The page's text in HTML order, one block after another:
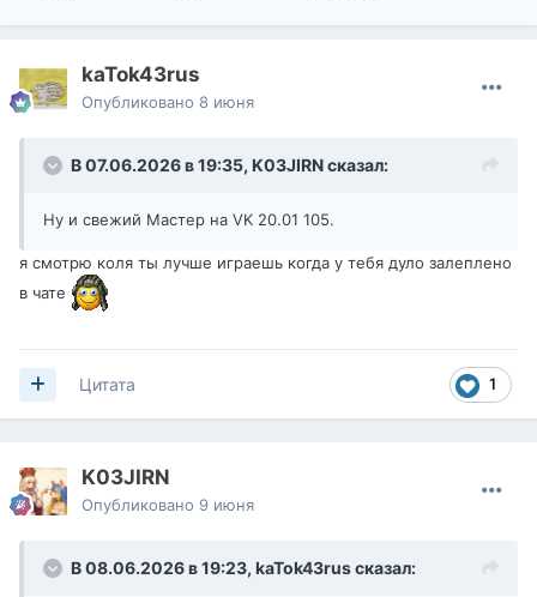
kaTok43rus
Опубликовано 8 июня
В 07.06.2026 в 19:35, K03JIRNсказал:
Ну и свежий Мастер на VK 20.01 105.
я смотрю коля ты лучше играешь когда у тебя дуло залеплено
в чате
1
Цитата
K03JIRN
Опубликовано 9 июня
В 08.06.2026 в 19:23, kaTok43rusсказал: